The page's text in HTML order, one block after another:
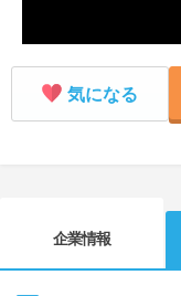
気になる
企業情報